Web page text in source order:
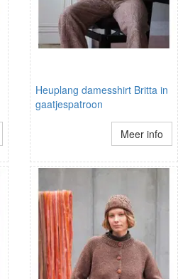
Heuplang damesshirt Britta in
gaatjespatroon
Meer info